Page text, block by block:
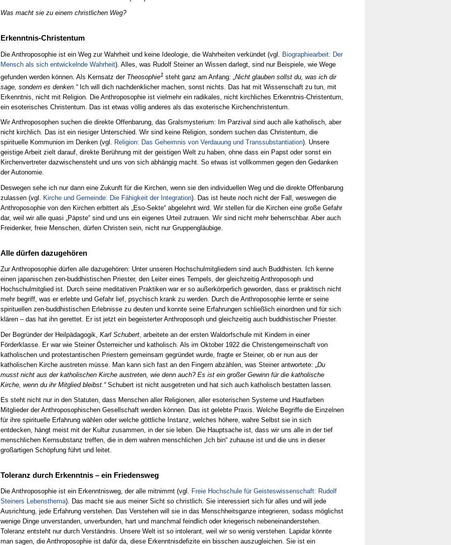
Was macht sie zu einem christlichen Weg?
Erkenntnis-Christentum
Die Anthroposophie ist ein Weg zur Wahrheit und keine Ideologie, die Wahrheiten verkündet (vgl. Biographiearbeit: Der
Mensch als sich entwickelnde Wahrheit). Alles, was Rudolf Steiner an Wissen darlegt, sind nur Beispiele, wie Wege
gefunden werden können. Als Kernsatz der Theosophie1 steht ganz am Anfang: „Nicht glauben sollst du, was ich dir
sage, sondern es denken.“Ich will dich nachdenklicher machen, sonst nichts. Das hat mit Wissenschaft zu tun, mit
Erkenntnis, nicht mit Religion. Die Anthroposophie ist vielmehr ein radikales, nicht kirchliches Erkenntnis-Christentum,
ein esoterisches Christentum. Das ist etwas völlig anderes als das exoterische Kirchenchristentum.
Wir Anthroposophen suchen die direkte Offenbarung, das Gralsmysterium: Im Parzival sind auch alle katholisch, aber
nicht kirchlich. Das ist ein riesiger Unterschied. Wir sind keine Religion, sondern suchen das Christentum, die
spirituelle Kommunion im Denken (vgl. Religion: Das Geheimnis von Verdauung und Transsubstantiation). Unsere
geistige Arbeit zielt darauf, direkte Berührung mit der geistigen Welt zu haben, ohne dass ein Papst oder sonst ein
Kirchenvertreter dazwischensteht und uns von sich abhängig macht. So etwas ist vollkommen gegen den Gedanken
der Autonomie.
Deswegen sehe ich nur dann eine Zukunft für die Kirchen, wenn sie den individuellen Weg und die direkte Offenbarung
zulassen (vgl. Kirche und Gemeinde: Die Fähigkeit der Integration). Das ist heute noch nicht der Fall, weswegen die
Anthroposophie von den Kirchen erbittert als „Eso-Sekte“ abgelehnt wird. Wir stellen für die Kirchen eine große Gefahr
dar, weil wir alle quasi „Päpste“ sind und uns ein eigenes Urteil zutrauen. Wir sind nicht mehr beherrschbar. Aber auch
Freidenker, freie Menschen, dürfen Christen sein, nicht nur Gruppengläubige.
Alle dürfen dazugehören
Zur Anthroposophie dürfen alle dazugehören: Unter unseren Hochschulmitgliedern sind auch Buddhisten. Ich kenne
einen japanischen zen-buddhistischen Priester, den Leiter eines Tempels, der gleichzeitig Anthroposoph und
Hochschulmitglied ist. Durch seine meditativen Praktiken war er so außerkörperlich geworden, dass er praktisch nicht
mehr begriff, was er erlebte und Gefahr lief, psychisch krank zu werden. Durch die Anthroposophie lernte er seine
spirituellen zen-buddhistischen Erlebnisse zu deuten und konnte seine Erfahrungen schließlich einordnen und für sich
klären – das hat ihn gerettet. Er ist jetzt ein begeisterter Anthroposoph und gleichzeitig auch buddhistischer Priester.
Der Begründer der Heilpädagogik, Karl Schubert , arbeitete an der ersten Waldorfschule mit Kindern in einer
Förderklasse. Er war wie Steiner Österreicher und katholisch. Als im Oktober 1922 die Christengemeinschaft von
katholischen und protestantischen Priestern gemeinsam gegründet wurde, fragte er Steiner, ob er nun aus der
katholischen Kirche austreten müsse. Man kann sich fast an den Fingern abzählen, was Steiner antwortete: „Du
musst nicht aus der katholischen Kirche austreten, wie denn auch? Es ist ein großer Gewinn für die katholische
Kirche, wenn du ihr Mitglied bleibst.“Schubert ist nicht ausgetreten und hat sich auch katholisch bestatten lassen.
Es steht nicht nur in den Statuten, dass Menschen aller Religionen, aller esoterischen Systeme und Hautfarben
Mitglieder der Anthroposophischen Gesellschaft werden können. Das ist gelebte Praxis. Welche Begriffe die Einzelnen
für ihre spirituelle Erfahrung wählen oder welche göttliche Instanz, welches höhere, wahre Selbst sie in sich
entdecken, hängt meist mit der Kultur zusammen, in der sie leben. Die Hauptsache ist, dass wir uns alle in der tief
menschlichen Kernsubstanz treffen, die in dem wahren menschlichen „Ich bin“ zuhause ist und die uns in dieser
großartigen Schöpfung führt und leitet.
Toleranz durch Erkenntnis – ein Friedensweg
Die Anthroposophie ist ein Erkenntnisweg, der alle mitnimmt (vgl. Freie Hochschule für Geisteswissenschaft: Rudolf
Steiners Lebensthema). Das macht sie aus meiner Sicht so christlich. Sie interessiert sich für alles und will jede
Ausrichtung, jede Erfahrung verstehen. Das Verstehen will sie in das Menschheitsganze integrieren, sodass möglichst
wenige Dinge unverstanden, unverbunden, hart und manchmal feindlich oder kriegerisch nebeneinanderstehen.
Toleranz entsteht nur durch Verständnis. Unsere Welt ist so intolerant, weil wir so wenig verstehen. Lapidar könnte
man sagen, die Anthroposophie ist dafür da, diese Erkenntnisdefizite ein bisschen auszugleichen. Sie ist ein